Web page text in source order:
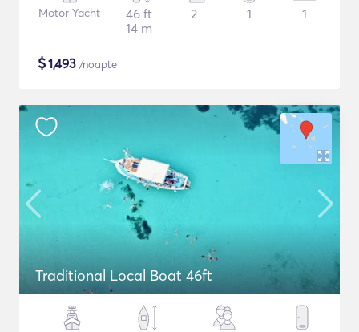
Motor Yacht
46 ft
14 m
2 1 1
$1,493 /noapte
Traditional Local Boat 46ft